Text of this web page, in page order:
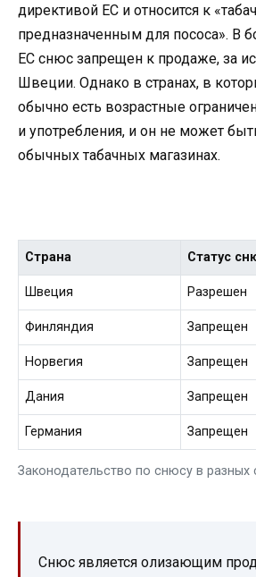
директивой ЕС и относится к
предназначенным для пососа». В
ЕС снюс запрещен к продаже, за
Швеции. Однако в странах, в
обычно есть возрастные
и употребления, и он не может
обычных табачных магазинах.
Законодательство по снюсу в разных
Страна Статус
Швеция Разрешен
Финляндия Запрещен
Норвегия Запрещен
Дания Запрещен
Германия Запрещен
Снюс является олизающим